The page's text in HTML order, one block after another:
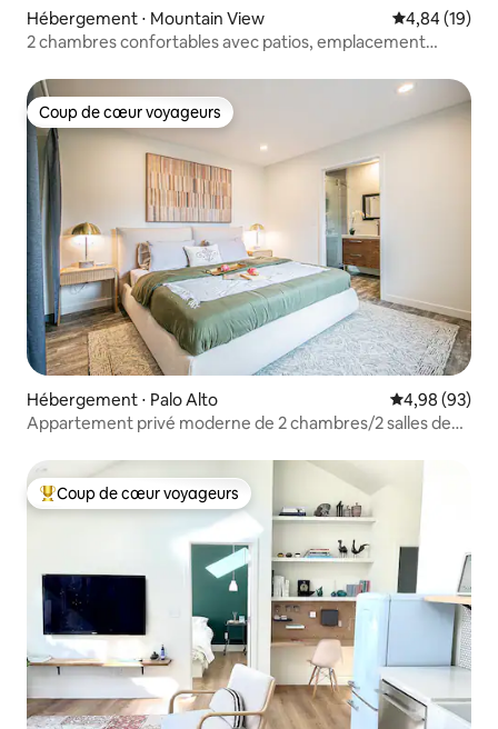
Hébergement ⋅ Mountain View Évaluation
4,84 (19)
2 chambres confortables avec patios, emplacement
Coup de cœur voyageurs
Coup de cœur voyageurs
Hébergement ⋅ Palo Alto Évaluation
4,98 (93)
Appartement privé moderne de 2 chambres/2 salles de
Coups de cœur voyageurs les plus appréciés
Coup de cœur voyageurs